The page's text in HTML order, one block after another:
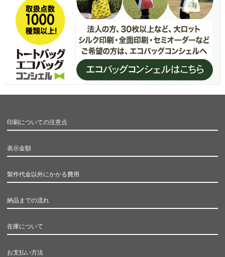
印刷についての注意点
表示金額
製作代金以外にかかる費用
納品までの流れ
在庫について
お支払い方法